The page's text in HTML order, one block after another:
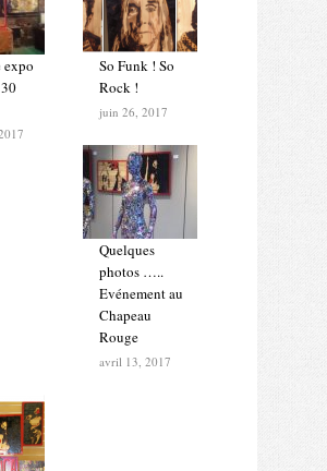
So Funk ! So
Rock !
juin 26, 2017
Quelques
photos …..
Evénement au
Chapeau
Rouge
avril 13, 2017